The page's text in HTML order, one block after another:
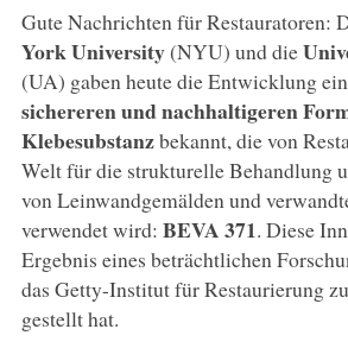
Gute Nachrichten für Restauratoren:
York University(NYU) und die
(UA) gaben heute die Entwicklung
sichereren und nachhaltigeren
Klebesubstanzbekannt, die von
Welt für die strukturelle Behandlung
von Leinwandgemälden und
verwendet wird: BEVA 371. Diese
Ergebnis eines beträchtlichen
das Getty-Institut für Restaurierung
gestellt hat.